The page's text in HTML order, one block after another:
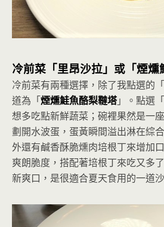
冷前菜「里昂沙拉」或「煙燻
冷前菜有兩種選擇，除了我點選的「
道為「煙燻鮭魚酪梨韃塔」。點選
想多吃點新鮮蔬菜；碗裡果然是一
劃開水波蛋，蛋黃瞬間溢出淋在綜
外還有鹹香酥脆燻肉培根丁來增加
爽朗脆度，搭配著培根丁來吃又多
新爽口，是很適合夏天食用的一道